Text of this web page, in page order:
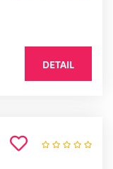
DETAIL